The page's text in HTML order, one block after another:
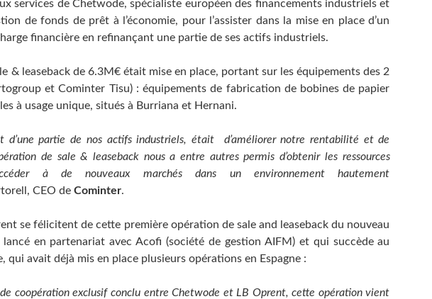
services de Chetwode, spécialiste européen des financements industriels et
de fonds de prêt à l’économie, pour l’assister dans la mise en place d’un
financière en refinançant une partie de ses actifs industriels.
& leaseback de 6.3M€ était mise en place, portant sur les équipements des 2
et Cominter Tisu) : équipements de fabrication de bobines de papier
à usage unique, situés à Burriana et Hernani.
d’une partie de nos actifs industriels, était d’améliorer notre rentabilité et de
de sale & leaseback nous a entre autres permis d’obtenir les ressources
à de nouveaux marchés dans un environnement hautement
CEO de Cominter.
se félicitent de cette première opération de sale and leaseback du nouveau
en partenariat avec Acofi (société de gestion AIFM) et qui succède au
qui avait déjà mis en place plusieurs opérations en Espagne :
de coopération exclusif conclu entre Chetwode et LB Oprent, cette opération vient